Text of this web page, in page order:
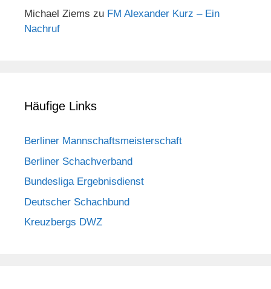
Michael Ziems zu FM Alexander Kurz – Ein
Nachruf
Häufige Links
Berliner Mannschaftsmeisterschaft
Berliner Schachverband
Bundesliga Ergebnisdienst
Deutscher Schachbund
Kreuzbergs DWZ